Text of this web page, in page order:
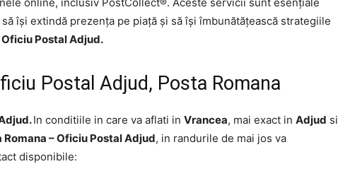
își extindă prezența pe piață și să își îmbunătățească strategiile
Postal Adjud.
Postal Adjud, Posta Romana
In conditiile in care va aflati in Vrancea, mai exact in Adjud si
Romana – Oficiu Postal Adjud, in randurile de mai jos va
disponibile: